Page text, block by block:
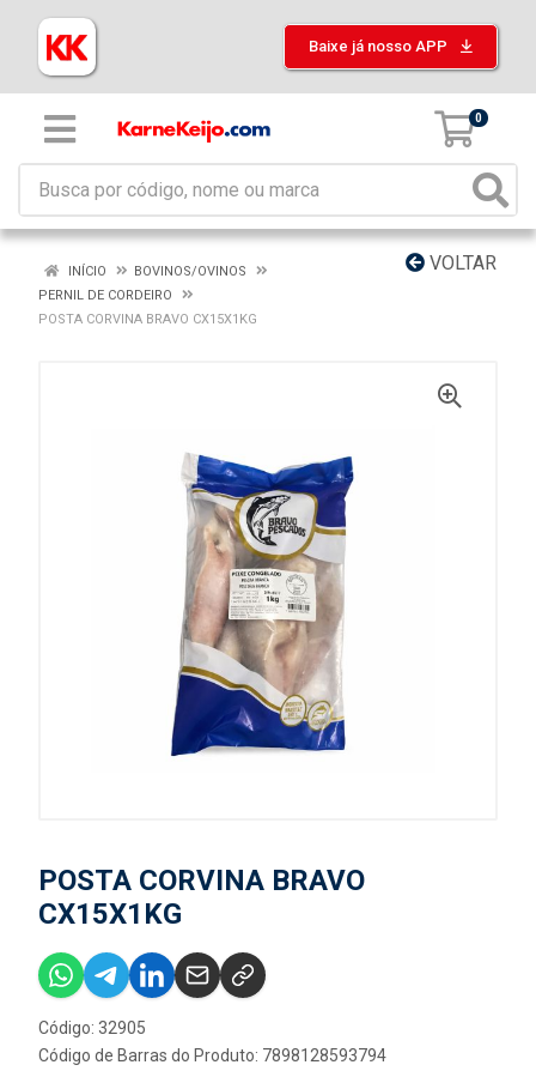
Baixe já nosso APP
0
VOLTAR
INÍCIO
BOVINOS/OVINOS
PERNIL DE CORDEIRO
POSTA CORVINA BRAVO CX15X1KG
POSTA CORVINA BRAVO
CX15X1KG
Código: 32905
Código de Barras do Produto: 7898128593794